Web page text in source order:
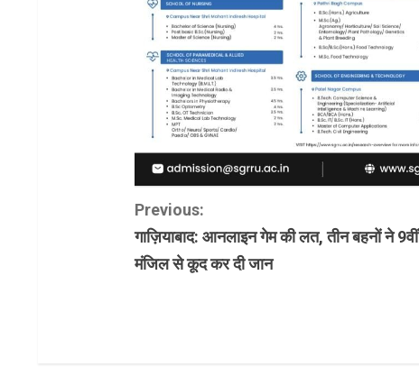
C
o
Previous:
गाज़ियाबाद: आनलाइन गेम की लत, तीन बहनों ने 9वीं
मंजिल से कूद कर दी जान